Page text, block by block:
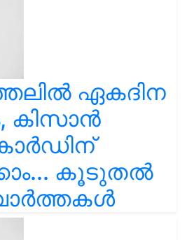
ഏകദിന
കിസാൻ
കൂടുതൽ